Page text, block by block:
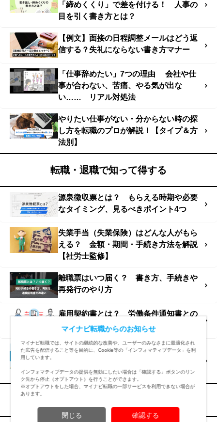
「締めくくり」で差を付ける！ 人事の
目を引く書き方とは？
【例文】面接の日程調整メールはどう返
信する？失礼にならない書き方マナー
「仕事辞めたい」7つの理由 会社や仕
事が合わない、苦痛、やる気が出な
い…… リアル対処法
やりたい仕事がない・分からない時の探
し方を転職のプロが解説！【タイプ＆方
法別】
転職・退職で知って得する
源泉徴収票とは？ もらえる時期や必要
なタイミング、見るべきポイント4つ
失業手当（失業保険）はどんな人がもら
える？ 金額・期間・手続き方法を解説
【社労士監修】
離職票はいつ届く？ 書き方、手続きや
再発行のやり方
雇用契約書とは？ 労働条件通知書との
違い、もらえない時の対処法
履歴書の扶養家族・配偶者とは？ 書き
家監修】
マイナビ転職からのお知らせ
マイナビ転職では、サイトの継続的な改善や、ユーザーのみなさまに最適化され
た広告を配信すること等を目的に、Cookie等の「インフォマティブデータ」を利
用しています。
インフォマティブデータの提供を無効にしたい場合は「確認する」ボタンのリン
ク先から停止（オプトアウト）を行うことができます。
※オプトアウトをした場合、マイナビ転職の一部サービスを利用できない場合が
あります。
閉じる 確認する